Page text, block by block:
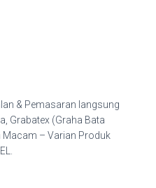
& Pemasaran langsung
Grabatex (Graha Bata
Macam – Varian Produk